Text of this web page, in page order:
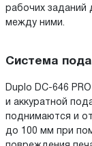
рабочих заданий
между ними.
Система
Duplo DC-646
и аккуратной
поднимаются и
до 100 мм при